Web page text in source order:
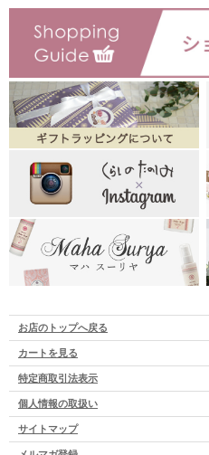
お店のトップへ戻る
カートを見る
特定商取引法表示
個人情報の取扱い
サイトマップ